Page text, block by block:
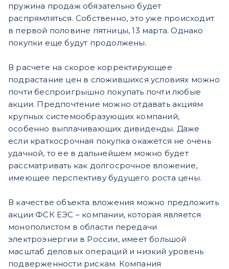
пружина продаж обязательно будет
распрямляться. Собственно, это уже происходит
в первой половине пятницы, 13 марта. Однако
покупки еще будут продолжены.
В расчете на скорое корректирующее
подрастание цен в сложившихся условиях можно
почти беспроигрышно покупать почти любые
акции. Предпочтение можно отдавать акциям
крупных системообразующих компаний,
особенно выплачивающих дивиденды. Даже
если краткосрочная покупка окажется не очень
удачной, то ее в дальнейшем можно будет
рассматривать как долгосрочное вложение,
имеющее перспективу будущего роста цены.
В качестве объекта вложения можно предложить
акции ФСК ЕЭС – компании, которая является
монополистом в области передачи
электроэнергии в России, имеет большой
масштаб деловых операций и низкий уровень
подверженности рискам. Компания